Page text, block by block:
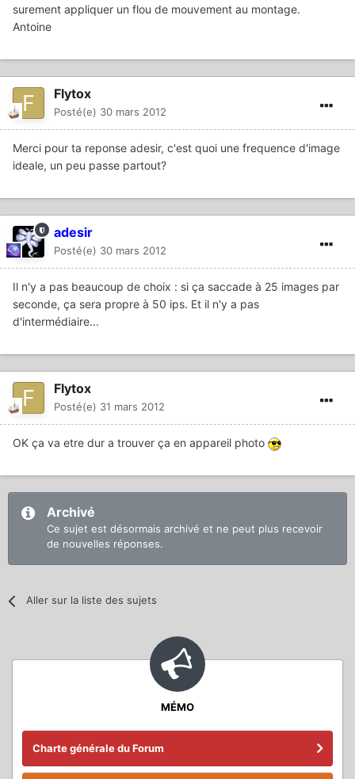
surement appliquer un flou de mouvement au montage.
Antoine
Flytox
Posté(e) 30 mars 2012
Merci pour ta reponse adesir, c'est quoi une frequence d'image
ideale, un peu passe partout?
adesir
Posté(e) 30 mars 2012
Il n'y a pas beaucoup de choix : si ça saccade à 25 images par
seconde, ça sera propre à 50 ips. Et il n'y a pas
d'intermédiaire...
Flytox
Posté(e) 31 mars 2012
OK ça va etre dur a trouver ça en appareil photo
Archivé
Ce sujet est désormais archivé et ne peut plus recevoir
de nouvelles réponses.
Aller sur la liste des sujets
MÉMO
Charte générale du Forum